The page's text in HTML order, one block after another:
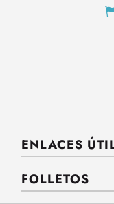
ENLACES
FOLLETOS